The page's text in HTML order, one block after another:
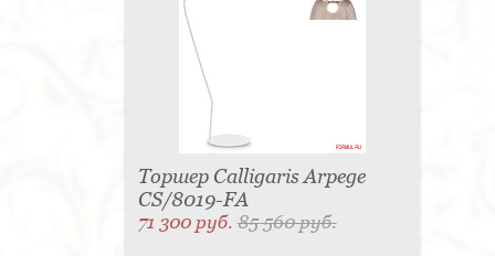
Торшер Calligaris Arpege
CS/8019-FA
71 300 руб.85 560 руб.